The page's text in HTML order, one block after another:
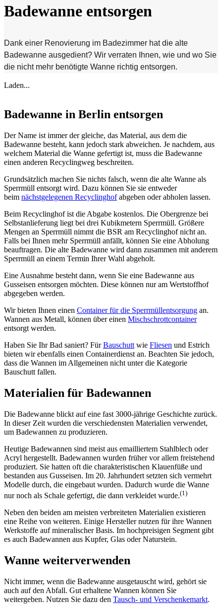
Badewanne entsorgen
Dank einer Renovierung im Badezimmer hat die alte
Badewanne ausgedient? Wir verraten Ihnen, wie und wo Sie
die nicht mehr benötigte Wanne richtig entsorgen.
Laden...
Badewanne in Berlin entsorgen
Der Name ist immer der gleiche, das Material, aus dem die
Badewanne besteht, kann jedoch stark abweichen. Je nachdem, aus
welchem Material die Wanne gefertigt ist, muss die Badewanne
einen anderen Recyclingweg beschreiten.
Grundsätzlich machen Sie nichts falsch, wenn die alte Wanne als
Sperrmüll entsorgt wird. Dazu können Sie sie entweder
beim nächstgelegenen Recyclinghofabgeben oder abholen lassen.
Beim Recyclinghof ist die Abgabe kostenlos. Die Obergrenze bei
Selbstanlieferung liegt bei drei Kubikmetern Sperrmüll. Größere
Mengen an Sperrmüll nimmt die BSR am Recyclinghof nicht an.
Falls bei Ihnen mehr Sperrmüll anfällt, können Sie eine Abholung
beauftragen. Die alte Badewanne wird dann zusammen mit anderem
Sperrmüll an einem Termin Ihrer Wahl abgeholt.
Eine Ausnahme besteht dann, wenn Sie eine Badewanne aus
Gusseisen entsorgen möchten. Diese können nur am Wertstoffhof
abgegeben werden.
Wir bieten Ihnen einen Container für die Sperrmüllentsorgung an.
Wannen aus Metall, können über einen Mischschrottcontainer
entsorgt werden.
Haben Sie Ihr Bad saniert? FürBauschutt wie Fliesen und Estrich
bieten wir ebenfalls einen Containerdienst an. Beachten Sie jedoch,
dass die Wannen im Allgemeinen nicht unter die Kategorie
Bauschutt fallen.
Materialien für Badewannen
Die Badewanne blickt auf eine fast 3000-jährige Geschichte zurück.
In dieser Zeit wurden die verschiedensten Materialien verwendet,
um Badewannen zu produzieren.
Heutige Badewannen sind meist aus emailliertem Stahlblech oder
Acryl hergestellt. Badewannen wurden früher vor allem freistehend
produziert. Sie hatten oft die charakteristischen Klauenfüße und
bestanden aus Gusseisen. Im 20. Jahrhundert setzten sich vermehrt
Modelle durch, die eingebaut wurden. Dadurch wurde die Wanne
nur noch als Schale gefertigt, die dann verkleidet wurde.(1)
Neben den beiden am meisten verbreiteten Materialien existieren
eine Reihe von weiteren. Einige Hersteller nutzen für ihre Wannen
Werkstoffe auf mineralischer Basis. Im hochpreisigen Segment gibt
es auch Badewannen aus Kupfer, Glas oder Naturstein.
Wanne weiterverwenden
Nicht immer, wenn die Badewanne ausgetauscht wird, gehört sie
auch auf den Abfall. Gut erhaltene Wannen können Sie
weitergeben. Nutzen Sie dazu den Tausch- und Verschenkemarkt.